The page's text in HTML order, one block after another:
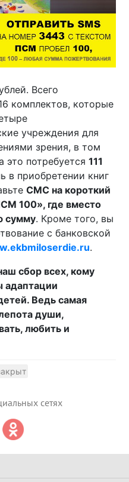
Всего
комплектов, которые
учреждения для
зрения, в том
это потребуется111
в приобретении книг
СМС на короткий
100», где вместо
сумму. Кроме того, вы
с банковской
.
сбор всех, кому
адаптации
Ведь самая
души,
любить и
сетях